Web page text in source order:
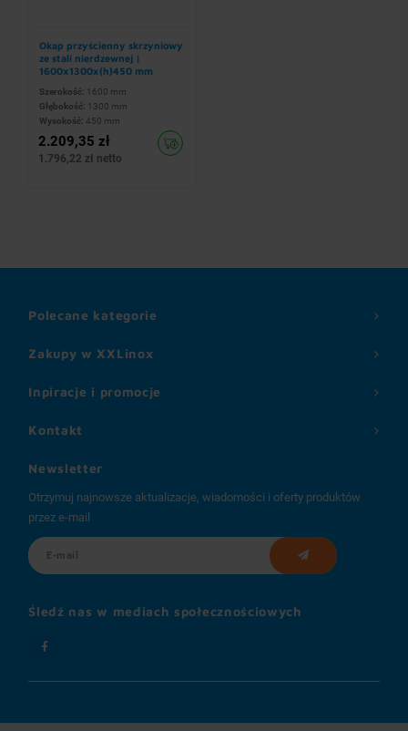
Okap przyścienny skrzyniowy
ze stali nierdzewnej |
1600x1300x(h)450 mm
Szerokość: 1600 mm
Głębokość: 1300 mm
Wysokość: 450 mm
2.209,35 zł
1.796,22 zł netto
Zakupy w XXLinox
Inpiracje i promocje
Polecane kategorie
Kontakt
Newsletter
Otrzymuj najnowsze aktualizacje, wiadomości i oferty produktów
przez e-mail
Śledź nas w mediach społecznościowych